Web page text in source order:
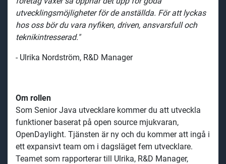
utvecklingsmöjligheter för de anställda. För att lyckas
hos oss bör du vara nyfiken, driven, ansvarsfull och
teknikintresserad."
- Ulrika Nordström, R&D Manager
Om rollen
Som Senior Java utvecklare kommer du att utveckla
funktioner baserat på open source mjukvaran,
OpenDaylight. Tjänsten är ny och du kommer att ingå i
ett expansivt team om i dagsläget fem utvecklare.
Teamet som rapporterar till Ulrika, R&D Manager,